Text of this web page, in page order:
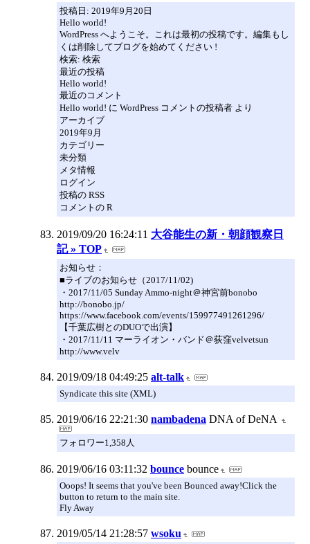
投稿日: 2019年9月20日
Hello world!
WordPress へようこそ。これは最初の投稿です。編集もし
くは削除してブログを始めてください !
検索: 検索
最近の投稿
Hello world!
最近のコメント
Hello world! に WordPress コメントの投稿者 より
アーカイブ
2019年9月
カテゴリー
未分類
メタ情報
ログイン
投稿の RSS
コメントの R
2019/09/20 16:24:11 大谷能生の新・朝顔観察日
記 » TOP
お知らせ：
■ライブのお知らせ（2017/11/02)
・2017/11/05 Sunday Ammo-night＠神宮前bonobo
http://bonobo.jp/
https://www.facebook.com/events/159977491261296/
【千葉広樹とのDUOで出演】
・2017/11/11 マーライオン・バンド＠荻窪velvetsun
http://www.velv
2019/09/18 04:49:25 alt-talk
Syndicate this site (XML)
2019/06/16 22:21:30 nambadena DNA of DeNA
フォロワー1,358人
2019/06/16 03:11:32 bounce bounce
Ooops! It seems that you've been Bounced away!Click the
button to return to the main site.
Fly Away
2019/05/14 21:28:57 wsoku